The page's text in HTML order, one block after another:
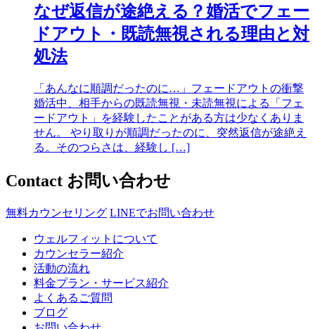
なぜ返信が途絶える？婚活でフェー
ドアウト・既読無視される理由と対
処法
「あんなに順調だったのに…」フェードアウトの衝撃
婚活中、相手からの既読無視・未読無視による「フェ
ードアウト」を経験したことがある方は少なくありま
せん。 やり取りが順調だったのに、突然返信が途絶え
る。そのつらさは、経験し […]
Contact お問い合わせ
無料カウンセリング LINEでお問い合わせ
ウェルフィットについて
カウンセラー紹介
活動の流れ
料金プラン・サービス紹介
よくあるご質問
ブログ